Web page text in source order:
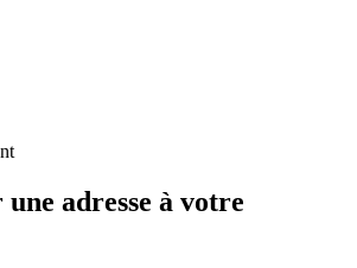
adresse à votre